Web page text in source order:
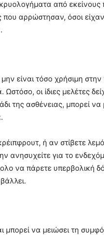
από
αρρώστησαν, όσοι
είναι τόσο χρήσιμη
οι ίδιες μελέτες
της ασθένειας, μπορεί να
ή αν στίβετε
ανησυχείτε για το
να πάρετε υπερβολική
μπορεί να μειώσει τη